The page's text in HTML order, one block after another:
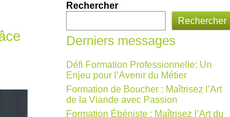
Rechercher
Rechercher
Derniers messages
Défi Formation Professionnelle: Un
Enjeu pour l’Avenir du Métier
Formation de Boucher : Maîtrisez l’Art
de la Viande avec Passion
Formation Ébéniste : Maîtrisez l’Art du